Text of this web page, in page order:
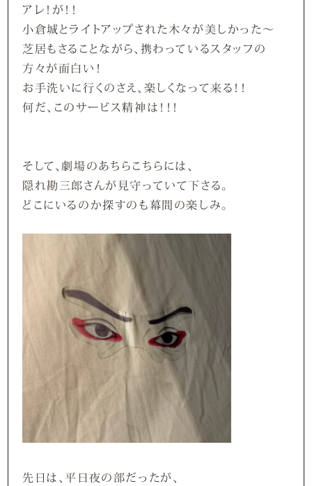
アレ！が！！
小倉城とライトアップされた木々が美しかった～
芝居もさることながら、携わっているスタッフの
方々が面白い！
お手洗いに行くのさえ、楽しくなって来る！！
何だ、このサービス精神は！！！
そして、劇場のあちらこちらには、
隠れ勘三郎さんが見守っていて下さる。
どこにいるのか探すのも幕間の楽しみ。
先日は、平日夜の部だったが、